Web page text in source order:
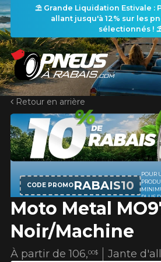
⛱️ Grande Liquidation Estivale :
allant jusqu'à 12% sur les
sélectionnés !
ACCUEIL
PNEUS
RECHERCHE DE
Rechercher par
Par dimensions
Recherche par dimensions
ROUES
RECHERCHE DE
ENSEMBLES
RECHERCHE
PROMOTIONS
Retour en arrière
Moto Metal
Noir/Machine
Jante
À partir de106,00$
CODE PROMORABAIS10
POUR
PLUS